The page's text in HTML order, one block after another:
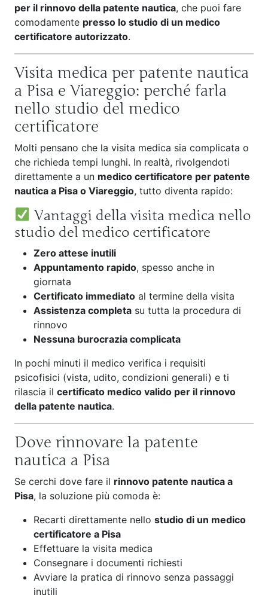
per il rinnovo della patente nautica, che puoi fare
comodamente presso lo studio di un medico
certificatore autorizzato.
Visita medica per patente nautica
a Pisa e Viareggio: perché farla
nello studio del medico
certificatore
Molti pensano che la visita medica sia complicata o
che richieda tempi lunghi. In realtà, rivolgendoti
direttamente a un medico certificatore per patente
nautica a Pisa o Viareggio, tutto diventa rapido:
Vantaggi della visita medica nello
studio del medico certificatore
Zero attese inutili
Appuntamento rapido, spesso anche in
giornata
Certificato immediato al termine della visita
Assistenza completa su tutta la procedura di
rinnovo
Nessuna burocrazia complicata
In pochi minuti il medico verifica i requisiti
psicofisici (vista, udito, condizioni generali) e ti
rilascia il certificato medico valido per il rinnovo
della patente nautica.
Dove rinnovare la patente
nautica a Pisa
Se cerchi dove fare il rinnovo patente nautica a
Pisa, la soluzione più comoda è:
Recarti direttamente nello studio di un medico
certificatore a Pisa
Effettuare la visita medica
Consegnare i documenti richiesti
Avviare la pratica di rinnovo senza passaggi
inutili